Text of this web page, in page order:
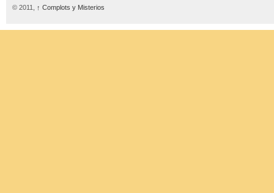
© 2011, ↑ Complots y Misterios